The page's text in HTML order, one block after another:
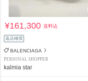
¥161,300送料込
返品補償
BALENCIAGA
PERSONAL SHOPPER
kalmia star